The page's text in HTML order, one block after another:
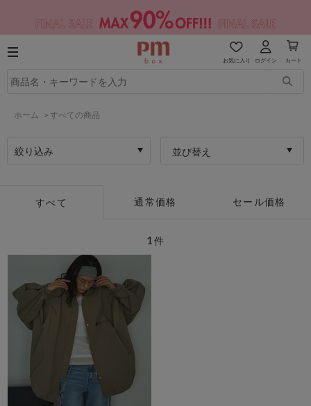
お気に入り ログイン カート
ホーム > すべての商品
絞り込み 並び替え
すべて 通常価格 セール価格
1 件